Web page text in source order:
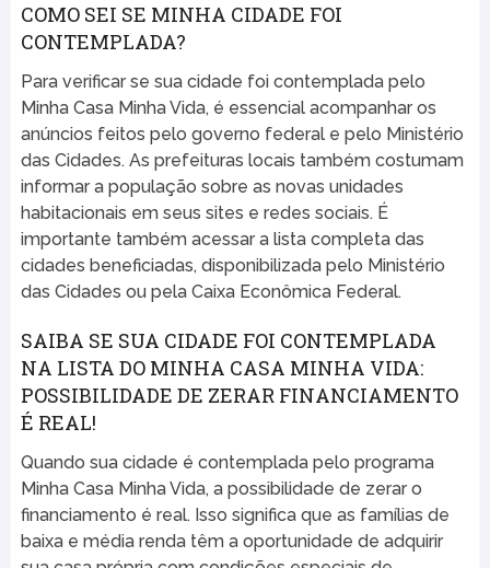
COMO SEI SE MINHA CIDADE FOI
CONTEMPLADA?
Para verificar se sua cidade foi contemplada pelo
Minha Casa Minha Vida, é essencial acompanhar os
anúncios feitos pelo governo federal e pelo Ministério
das Cidades. As prefeituras locais também costumam
informar a população sobre as novas unidades
habitacionais em seus sites e redes sociais. É
importante também acessar a lista completa das
cidades beneficiadas, disponibilizada pelo Ministério
das Cidades ou pela Caixa Econômica Federal.
SAIBA SE SUA CIDADE FOI CONTEMPLADA
NA LISTA DO MINHA CASA MINHA VIDA:
POSSIBILIDADE DE ZERAR FINANCIAMENTO
É REAL!
Quando sua cidade é contemplada pelo programa
Minha Casa Minha Vida, a possibilidade de zerar o
financiamento é real. Isso significa que as famílias de
baixa e média renda têm a oportunidade de adquirir